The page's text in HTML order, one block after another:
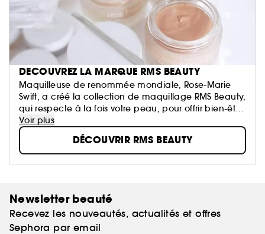
DECOUVREZ LA MARQUE RMS BEAUTY
Maquilleuse de renommée mondiale, Rose-Marie
Swift, a créé la collection de maquillage RMS Beauty,
qui respecte à la fois votre peau, pour offrir bien-être
ainsi qu’une beauté tout en un. Centrée autour de
la mise en valeur de l'éclat de jeunesse de votre
peau, toute la gamme est composée d'ingrédients
naturels anti-âge, pour une peau hydratée, douce
et lumineuse.
Voir plus
DÉCOUVRIR RMS BEAUTY
Newsletter beauté
Recevez les nouveautés, actualités et offres
Sephora par email